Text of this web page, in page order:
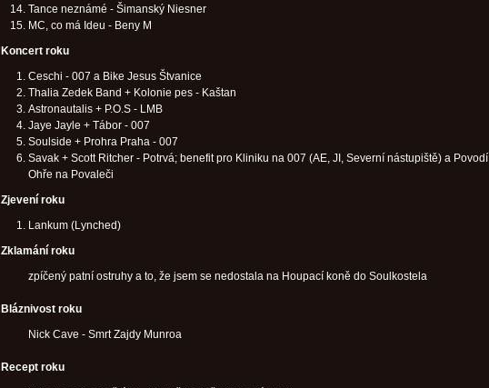
Tance neznámé - Šimanský Niesner
MC, co má Ideu - Beny M
Koncert roku
Ceschi - 007 a Bike Jesus Štvanice
Thalia Zedek Band + Kolonie pes - Kaštan
Astronautalis + P.O.S - LMB
Jaye Jayle + Tábor - 007
Soulside + Prohra Praha - 007
Savak + Scott Ritcher - Potrvá; benefit pro Kliniku na 007 (AE, JI, Severní nástupiště) a Povodí
Ohře na Povaleči
Zjevení roku
Lankum (Lynched)
Zklamání roku
zpíčený patní ostruhy a to, že jsem se nedostala na Houpací koně do Soulkostela
Bláznivost roku
Nick Cave - Smrt Zajdy Munroa
Recept roku